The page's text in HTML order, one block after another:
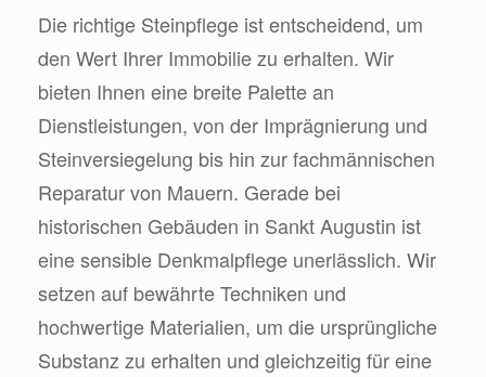
Die richtige Steinpflege ist entscheidend, um
den Wert Ihrer Immobilie zu erhalten. Wir
bieten Ihnen eine breite Palette an
Dienstleistungen, von der Imprägnierung und
Steinversiegelung bis hin zur fachmännischen
Reparatur von Mauern. Gerade bei
historischen Gebäuden in Sankt Augustin ist
eine sensible Denkmalpflege unerlässlich. Wir
setzen auf bewährte Techniken und
hochwertige Materialien, um die ursprüngliche
Substanz zu erhalten und gleichzeitig für eine